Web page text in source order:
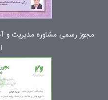
مجوز رسمی مشاوره مدیریت و